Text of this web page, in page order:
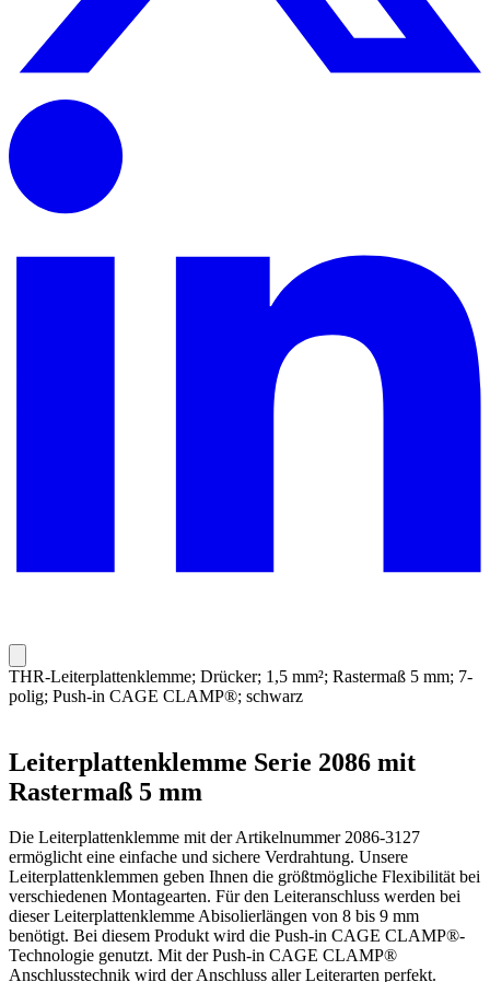
THR-Leiterplattenklemme; Drücker; 1,5 mm²; Rastermaß 5 mm; 7-
polig; Push-in CAGE CLAMP®; schwarz
Leiterplattenklemme Serie 2086 mit
Rastermaß 5 mm
Die Leiterplattenklemme mit der Artikelnummer 2086-3127
ermöglicht eine einfache und sichere Verdrahtung. Unsere
Leiterplattenklemmen geben Ihnen die größtmögliche Flexibilität bei
verschiedenen Montagearten. Für den Leiteranschluss werden bei
dieser Leiterplattenklemme Abisolierlängen von 8 bis 9 mm
benötigt. Bei diesem Produkt wird die Push-in CAGE CLAMP®-
Technologie genutzt. Mit der Push-in CAGE CLAMP®
Anschlusstechnik wird der Anschluss aller Leiterarten perfekt.